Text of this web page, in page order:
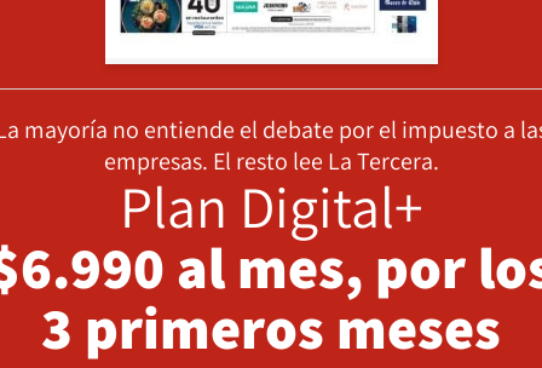
mayoría no entiende el debate por el impuesto a
empresas. El resto lee La Tercera.
Plan Digital+
al mes, por
3 primeros meses